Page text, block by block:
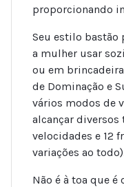
proporcionando
Seu estilo bastão
a mulher usar
ou em
de Dominação e
vários modos de
alcançar diversos
velocidades e 12
variações ao
Não é à toa que é